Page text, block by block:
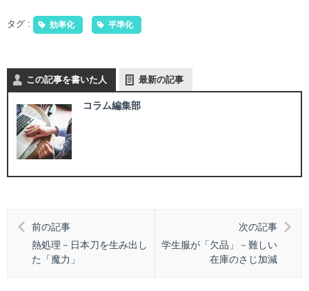
タグ : 効率化 平準化
この記事を書いた人 最新の記事
コラム編集部
前の記事
熱処理－日本刀を生み出し
た「魔力」
次の記事
学生服が「欠品」－難しい
在庫のさじ加減